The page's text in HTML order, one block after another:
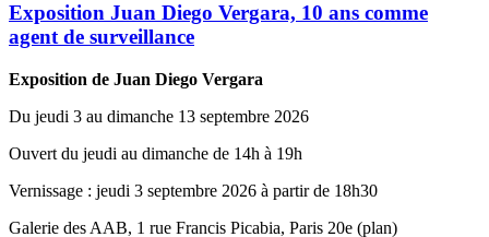
Exposition Juan Diego Vergara, 10 ans comme
agent de surveillance
Exposition de Juan Diego Vergara ‭
Du jeudi 3 au dimanche 13 septembre 2026
Ouvert du jeudi au dimanche de 14h à 19h
Vernissage ‬:‬‭ jeudi 3 septembre 2026 à partir de 18h30
Galerie des AAB, 1 rue Francis Picabia, Paris 20e (plan)